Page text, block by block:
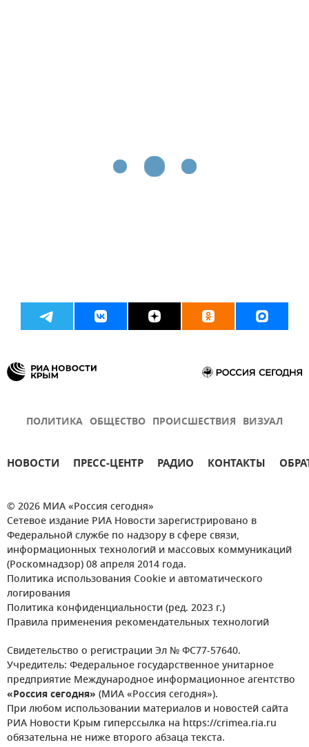
ПОЛИТИКА ОБЩЕСТВО ПРОИСШЕСТВИЯ ВИЗУАЛ
НОВОСТИ ПРЕСС-ЦЕНТР РАДИО КОНТАКТЫ
© 2026 МИА «Россия сегодня»
Сетевое издание РИА Новости зарегистрировано в
Федеральной службе по надзору в сфере связи,
информационных технологий и массовых коммуникаций
(Роскомнадзор) 08 апреля 2014 года.
Политика использования Cookie и автоматического
логирования
Политика конфиденциальности (ред. 2023 г.)
Правила применения рекомендательных технологий
Свидетельство о регистрации Эл № ФС77-57640.
Учредитель: Федеральное государственное унитарное
предприятие Международное информационное агентство
«Россия сегодня» (МИА «Россия сегодня»).
При любом использовании материалов и новостей сайта
РИА Новости Крым гиперссылка на https://crimea.ria.ru
обязательна не ниже второго абзаца текста.